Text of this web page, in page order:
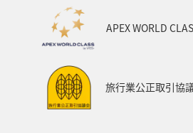
経由地および乗り継ぎ所要時間
1人
APEX WORLD
旅行業公正取引協